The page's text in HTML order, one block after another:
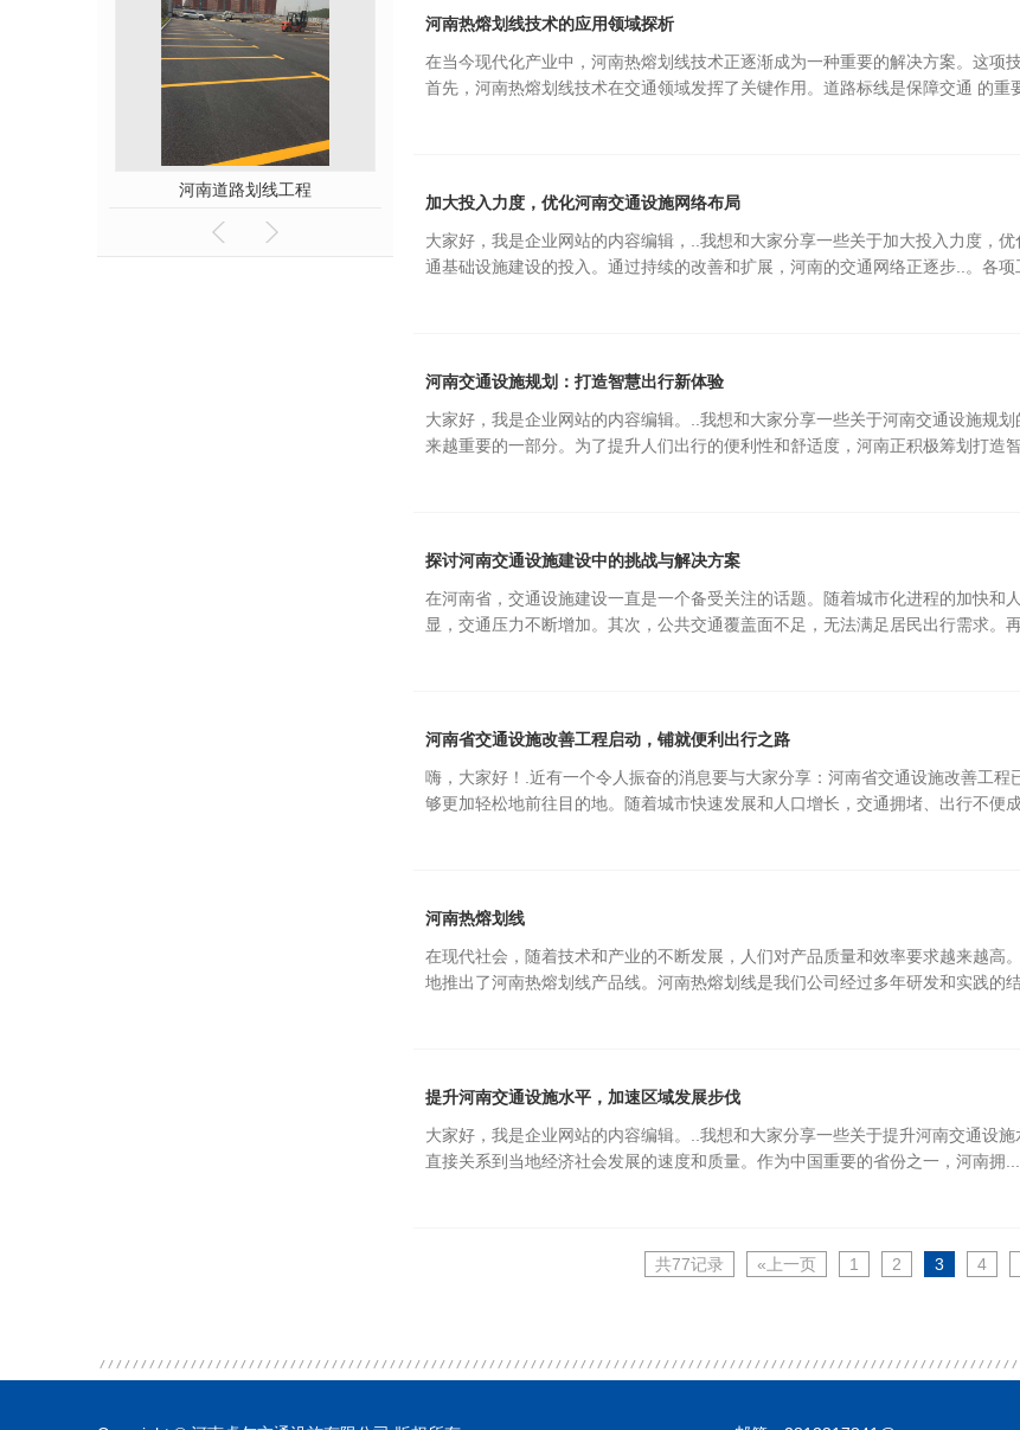
河南热熔划线施工 河南交通设施价格
河南热熔划线技术的应用领域探析
在当今现代化产业中，河南热熔划线技术正逐渐成为一种重要的解决方案。这项
首先，河南热熔划线技术在交通领域发挥了关键作用。道路标线是保障交通 的重
加大投入力度，优化河南交通设施网络布局
大家好，我是企业网站的内容编辑，..我想和大家分享一些关于加大投入力度，
通基础设施建设的投入。通过持续的改善和扩展，河南的交通网络正逐步..。各
河南交通设施规划：打造智慧出行新体验
大家好，我是企业网站的内容编辑。..我想和大家分享一些关于河南交通设施规
来越重要的一部分。为了提升人们出行的便利性和舒适度，河南正积极筹划打造
探讨河南交通设施建设中的挑战与解决方案
在河南省，交通设施建设一直是一个备受关注的话题。随着城市化进程的加快和
显，交通压力不断增加。其次，公共交通覆盖面不足，无法满足居民出行需求。
河南省交通设施改善工程启动，铺就便利出行之路
嗨，大家好！.近有一个令人振奋的消息要与大家分享：河南省交通设施改善工
够更加轻松地前往目的地。随着城市快速发展和人口增长，交通拥堵、出行不便
河南热熔划线
在现代社会，随着技术和产业的不断发展，人们对产品质量和效率要求越来越高
地推出了河南热熔划线产品线。河南热熔划线是我们公司经过多年研发和实践的结
提升河南交通设施水平，加速区域发展步伐
大家好，我是企业网站的内容编辑。..我想和大家分享一些关于提升河南交通设
直接关系到当地经济社会发展的速度和质量。作为中国重要的省份之一，河南拥...
共77记录 «上一页 1 2 3 4